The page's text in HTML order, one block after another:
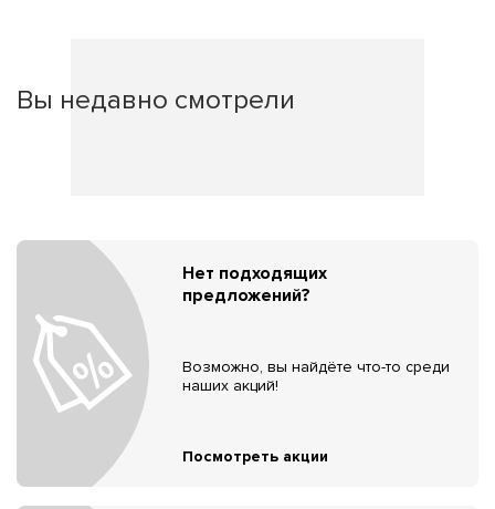
Вы недавно смотрели
Нет подходящих
предложений?
Возможно, вы найдёте что-то среди
наших акций!
Посмотреть акции